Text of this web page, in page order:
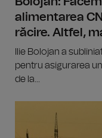
alimentarea
răcire. Altfel,
Ilie Bolojan a
pentru asigurarea
de la...